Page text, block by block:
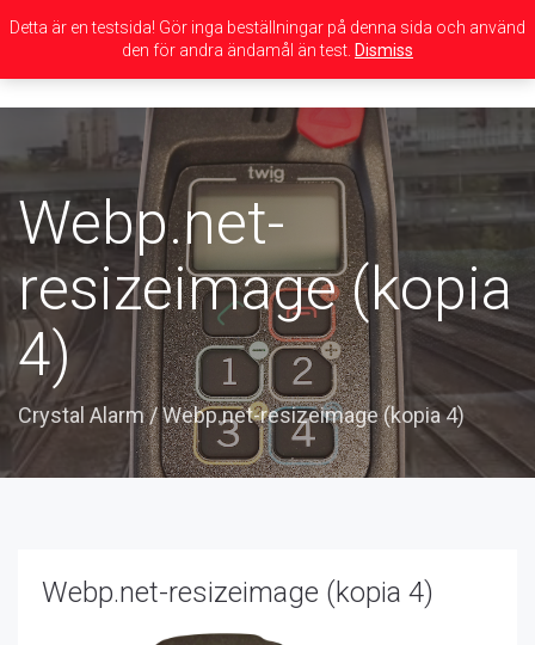
navigation
Webp.net-
resizeimage (kopia
4)
Crystal Alarm/Webp.net-resizeimage (kopia 4)
Webp.net-resizeimage (kopia 4)
Detta är en testsida! Gör inga beställningar på denna sida och använd
den för andra ändamål än test. Dismiss